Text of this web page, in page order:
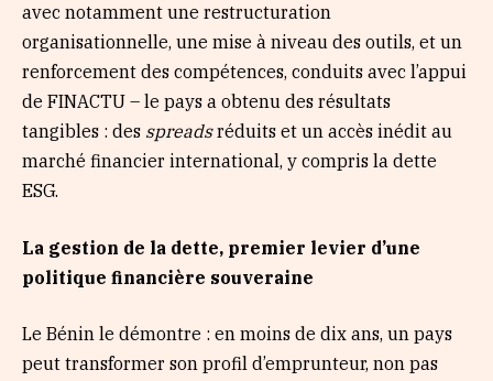
avec notamment une restructuration
organisationnelle, une mise à niveau des outils, et un
renforcement des compétences, conduits avec l’appui
de FINACTU – le pays a obtenu des résultats
tangibles : des spreadsréduits et un accès inédit au
marché financier international, y compris la dette
ESG.
La gestion de la dette, premier levier d’une
politique financière souveraine
Le Bénin le démontre : en moins de dix ans, un pays
peut transformer son profil d’emprunteur, non pas